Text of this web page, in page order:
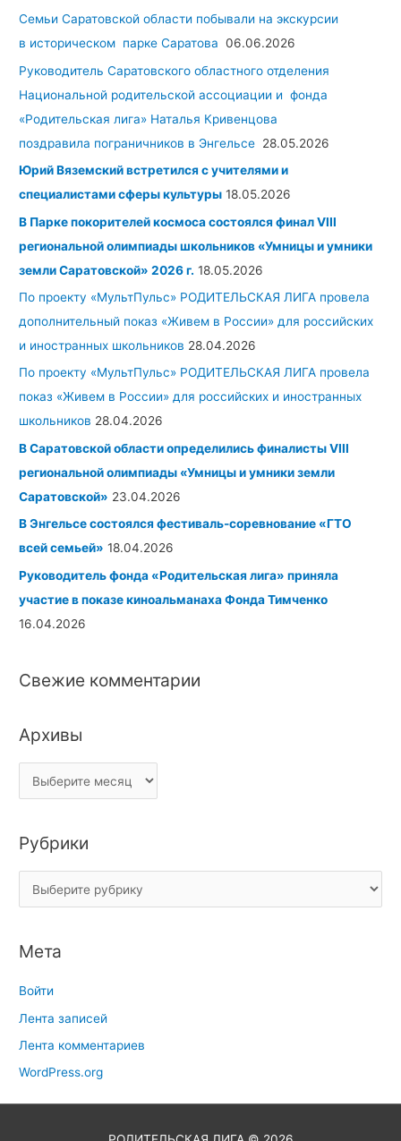
Семьи Саратовской области побывали на экскурсии
в историческом парке Саратова 06.06.2026
Руководитель Саратовского областного отделения
Национальной родительской ассоциации и фонда
«Родительская лига» Наталья Кривенцова
поздравила пограничников в Энгельсе 28.05.2026
Юрий Вяземский встретился с учителями и
специалистами сферы культуры 18.05.2026
В Парке покорителей космоса состоялся финал VIII
региональной олимпиады школьников «Умницы и умники
земли Саратовской» 2026 г. 18.05.2026
По проекту «МультПульс» РОДИТЕЛЬСКАЯ ЛИГА провела
дополнительный показ «Живем в России» для российских
и иностранных школьников 28.04.2026
По проекту «МультПульс» РОДИТЕЛЬСКАЯ ЛИГА провела
показ «Живем в России» для российских и иностранных
школьников 28.04.2026
В Саратовской области определились финалистыVIII
региональной олимпиады «Умницы и умники земли
Саратовской» 23.04.2026
В Энгельсе состоялся фестиваль-соревнование «ГТО
всей семьей» 18.04.2026
Руководитель фонда «Родительская лига» приняла
участие в показе киноальманахаФонда Тимченко
16.04.2026
Свежие комментарии
Архивы
Рубрики
Мета
Войти
Лента записей
Лента комментариев
WordPress.org